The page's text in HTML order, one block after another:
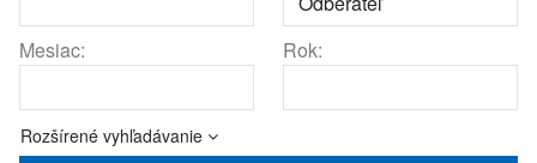
Mesiac: Rok:
Rozšírené vyhľadávanie